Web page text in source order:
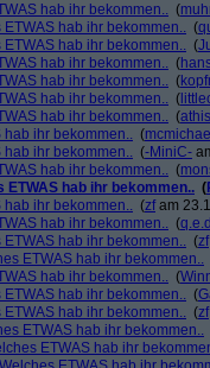
hab ihr bekommen.. (
ETWAS hab ihr bekommen.. (
ETWAS hab ihr bekommen.. (
hab ihr bekommen.. (
hab ihr bekommen.. (
hab ihr bekommen.. (
hab ihr bekommen.. (athis
hab ihr bekommen.. (mcmichael
hab ihr bekommen.. (-MiniC-
hab ihr bekommen.. (
ETWAS hab ihr bekommen.. (
hab ihr bekommen.. (zfam
hab ihr bekommen.. (
ETWAS hab ihr bekommen.. (zf
ETWAS hab ihr bekommen..
hab ihr bekommen.. (
ETWAS hab ihr bekommen.. (
ETWAS hab ihr bekommen.. (zf
ETWAS hab ihr bekommen..
ETWAS hab ihr